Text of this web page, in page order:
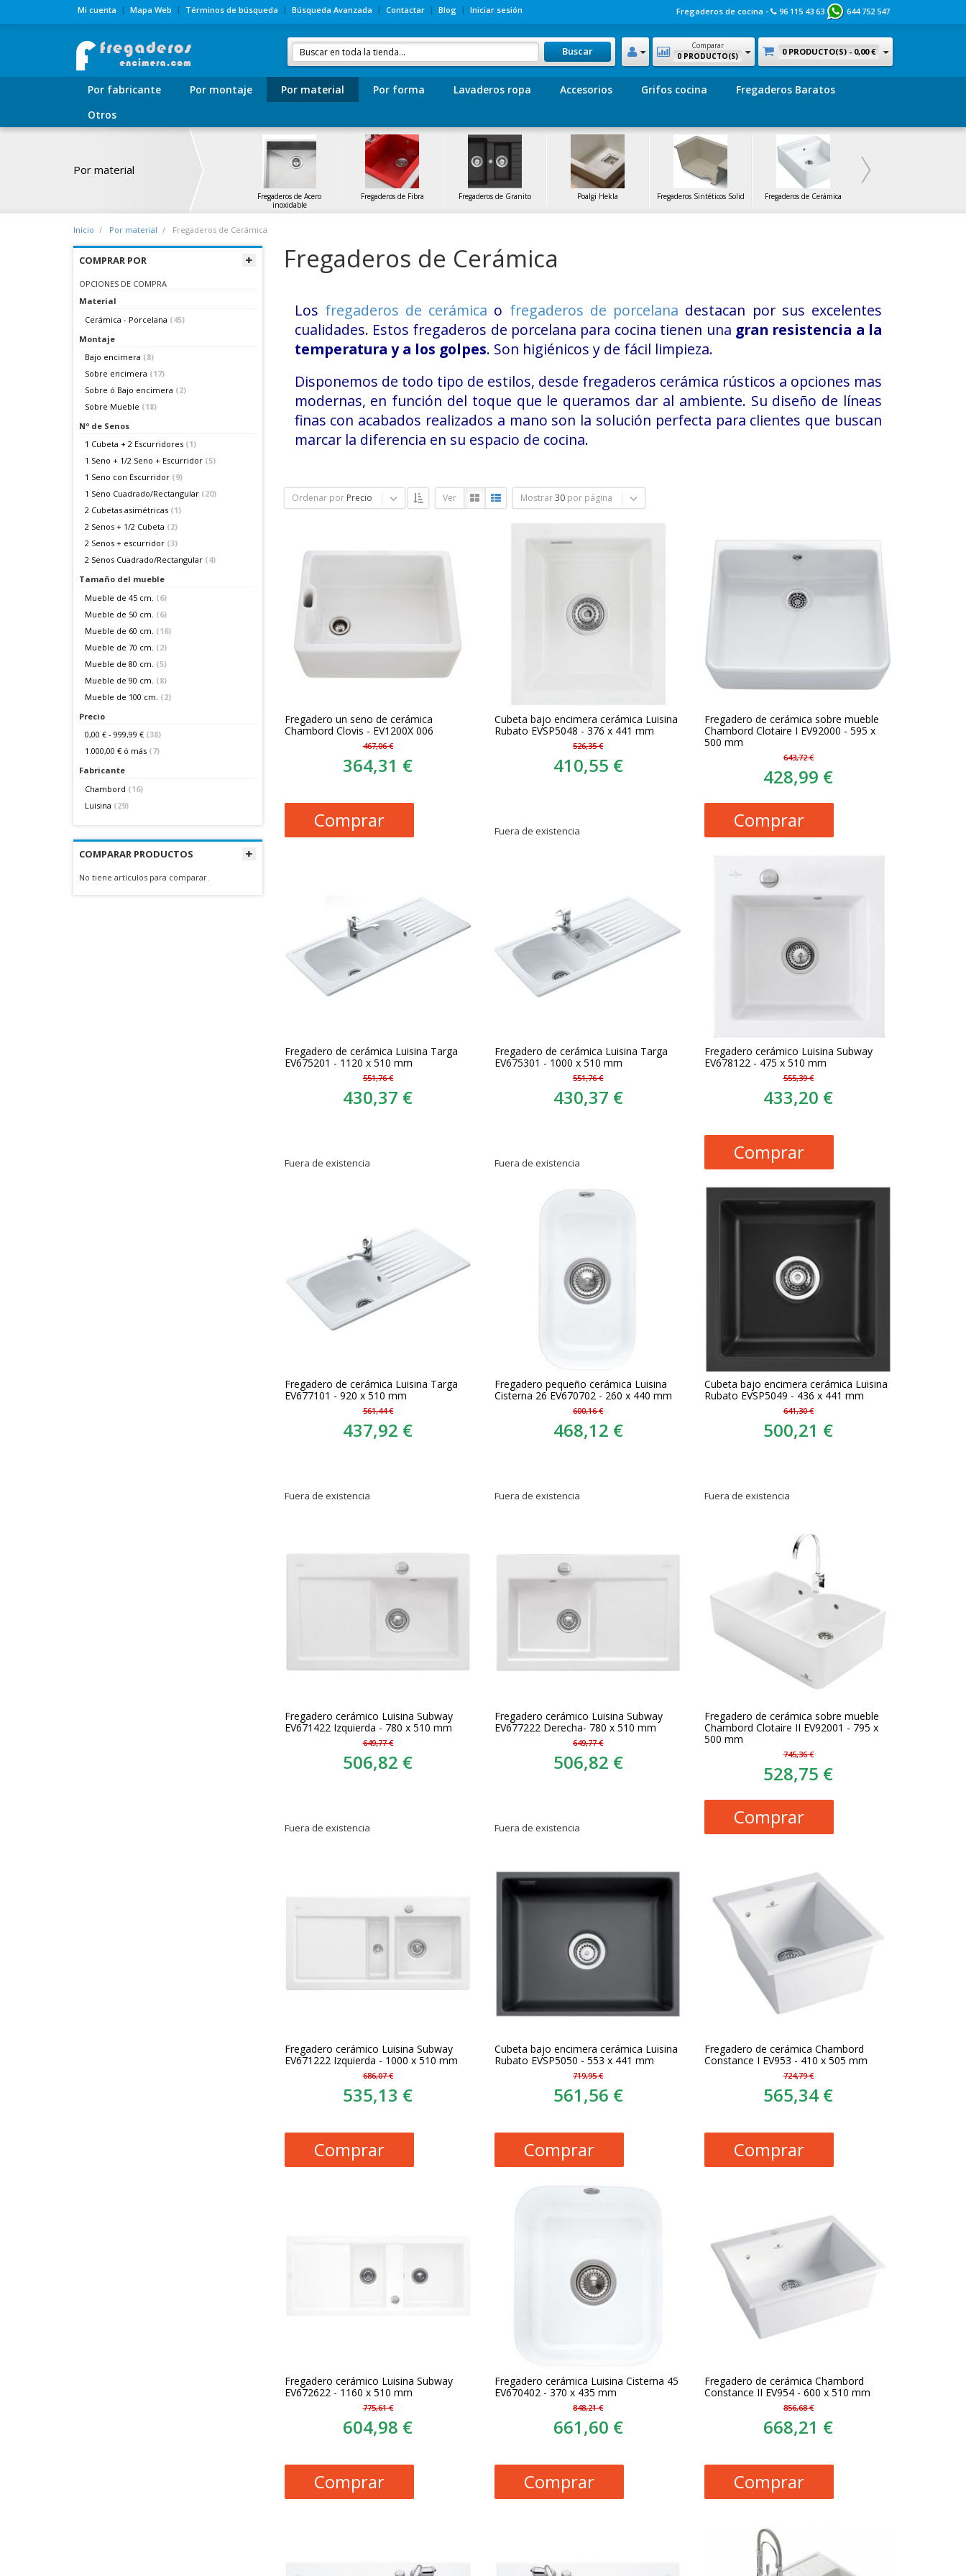
Mi cuenta Mapa Web Términos de búsqueda Búsqueda Avanzada Contactar Blog Iniciar sesión Fregaderos de cocina - 96 115 43 63 644 752 547
0 PRODUCTO(S) - 0,00 €
Comparar
0 PRODUCTO(S)
Buscar
Por fabricante Por montaje Por material Por forma Lavaderos ropa Accesorios Grifos cocina
Fregaderos Baratos
Otros
Por material
Fregaderos de Acero
inoxidable
Fregaderos de Fibra Fregaderos de Granito Poalgi Hekla Fregaderos Sintéticos Solid Fregaderos de Cerámica
Inicio Por material Fregaderos de Cerámica
COMPRAR POR
OPCIONES DE COMPRA
Material
Cerámica - Porcelana (45)
Montaje
Bajo encimera (8)
Sobre encimera (17)
Sobre ó Bajo encimera (2)
Sobre Mueble (18)
Nº de Senos
1 Cubeta + 2 Escurridores (1)
1 Seno + 1/2 Seno + Escurridor (5)
1 Seno con Escurridor (9)
1 Seno Cuadrado/Rectangular (20)
2 Cubetas asimétricas (1)
2 Senos + 1/2 Cubeta (2)
2 Senos + escurridor (3)
2 Senos Cuadrado/Rectangular (4)
Tamaño del mueble
Mueble de 45 cm. (6)
Mueble de 50 cm. (6)
Mueble de 60 cm. (16)
Mueble de 70 cm. (2)
Mueble de 80 cm. (5)
Mueble de 90 cm. (8)
Mueble de 100 cm. (2)
Precio
0,00 € - 999,99 € (38)
1.000,00 € ó más (7)
Fabricante
Chambord (16)
Luisina (29)
COMPARAR PRODUCTOS
No tiene artículos para comparar.
Fregaderos de Cerámica
Los fregaderos de cerámica o fregaderos de porcelana destacan por sus excelentes
cualidades. Estos fregaderos de porcelana para cocina tienen una gran resistencia a la
temperatura y a los golpes. Son higiénicos y de fácil limpieza.
Disponemos de todo tipo de estilos, desde fregaderos cerámica rústicos a opciones mas
modernas, en función del toque que le queramos dar al ambiente. Su diseño de líneas
finas con acabados realizados a mano son la solución perfecta para clientes que buscan
marcar la diferencia en su espacio de cocina.
Ordenar por Precio Ver Mostrar 30 por página
Fregadero un seno de cerámica
Chambord Clovis - EV1200X 006
467,06 €
364,31 €
Comprar
Cubeta bajo encimera cerámica Luisina
Rubato EVSP5048 - 376 x 441 mm
526,35 €
410,55 €
Fuera de existencia
Fregadero de cerámica sobre mueble
Chambord Clotaire I EV92000 - 595 x
500 mm
643,72 €
428,99 €
Comprar
Fregadero de cerámica Luisina Targa
EV675201 - 1120 x 510 mm
551,76 €
430,37 €
Fuera de existencia
Fregadero de cerámica Luisina Targa
EV675301 - 1000 x 510 mm
551,76 €
430,37 €
Fuera de existencia
Fregadero cerámico Luisina Subway
EV678122 - 475 x 510 mm
555,39 €
433,20 €
Comprar
Fregadero de cerámica Luisina Targa
EV677101 - 920 x 510 mm
561,44 €
437,92 €
Fuera de existencia
Fregadero pequeño cerámica Luisina
Cisterna 26 EV670702 - 260 x 440 mm
600,16 €
468,12 €
Fuera de existencia
Cubeta bajo encimera cerámica Luisina
Rubato EVSP5049 - 436 x 441 mm
641,30 €
500,21 €
Fuera de existencia
Fregadero cerámico Luisina Subway
EV671422 Izquierda - 780 x 510 mm
649,77 €
506,82 €
Fuera de existencia
Fregadero cerámico Luisina Subway
EV677222 Derecha- 780 x 510 mm
649,77 €
506,82 €
Fuera de existencia
Fregadero de cerámica sobre mueble
Chambord Clotaire II EV92001 - 795 x
500 mm
745,36 €
528,75 €
Comprar
Fregadero cerámico Luisina Subway
EV671222 Izquierda - 1000 x 510 mm
686,07 €
535,13 €
Comprar
Cubeta bajo encimera cerámica Luisina
Rubato EVSP5050 - 553 x 441 mm
719,95 €
561,56 €
Comprar
Fregadero de cerámica Chambord
Constance I EV953 - 410 x 505 mm
724,79 €
565,34 €
Comprar
Fregadero cerámico Luisina Subway
EV672622 - 1160 x 510 mm
775,61 €
604,98 €
Comprar
Fregadero cerámica Luisina Cisterna 45
EV670402 - 370 x 435 mm
848,21 €
661,60 €
Comprar
Fregadero de cerámica Chambord
Constance II EV954 - 600 x 510 mm
856,68 €
668,21 €
Comprar